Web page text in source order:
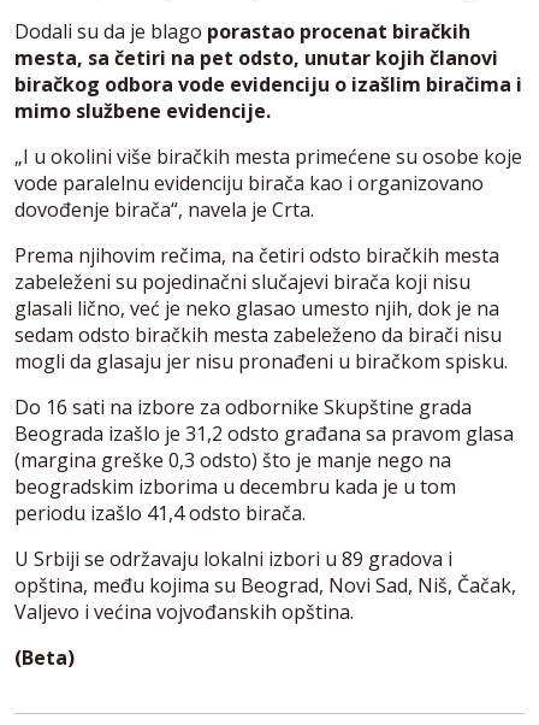
Dodali su da je blago porastao procenat biračkih
mesta, sa četiri na pet odsto, unutar kojih članovi
biračkog odbora vode evidenciju o izašlim biračima i
mimo službene evidencije.
„I u okolini više biračkih mesta primećene su osobe koje
vode paralelnu evidenciju birača kao i organizovano
dovođenje birača“, navela je Crta.
Prema njihovim rečima, na četiri odsto biračkih mesta
zabeleženi su pojedinačni slučajevi birača koji nisu
glasali lično, već je neko glasao umesto njih, dok je na
sedam odsto biračkih mesta zabeleženo da birači nisu
mogli da glasaju jer nisu pronađeni u biračkom spisku.
Do 16 sati na izbore za odbornike Skupštine grada
Beograda izašlo je 31,2 odsto građana sa pravom glasa
(margina greške 0,3 odsto) što je manje nego na
beogradskim izborima u decembru kada je u tom
periodu izašlo 41,4 odsto birača.
U Srbiji se održavaju lokalni izbori u 89 gradova i
opština, među kojima su Beograd, Novi Sad, Niš, Čačak,
Valjevo i većina vojvođanskih opština.
(Beta)